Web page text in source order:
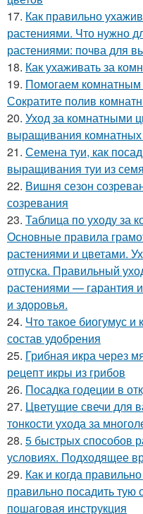
17. Как правильно
растениями. Что нужно
растениями: почва для
18. Как ухаживать за
19. Помогаем комнатным
Сократите полив
20. Уход за комнатными
выращивания комнатных
21. Семена туи, как
выращивания туи из
22. Вишня сезон
созревания
23. Таблица по уходу за
Основные правила
растениями и цветами.
отпуска. Правильный
растениями — гарантия
и здоровья.
24. Что такое биогумус и
состав удобрения
25. Грибная икра через
рецепт икры из грибов
26. Посадка годеции в
27. Цветущие свечи для
тонкости ухода за
28. 5 быстрых способов
условиях. Подходящее
29. Как и когда
правильно посадить тую
пошаговая инструкция